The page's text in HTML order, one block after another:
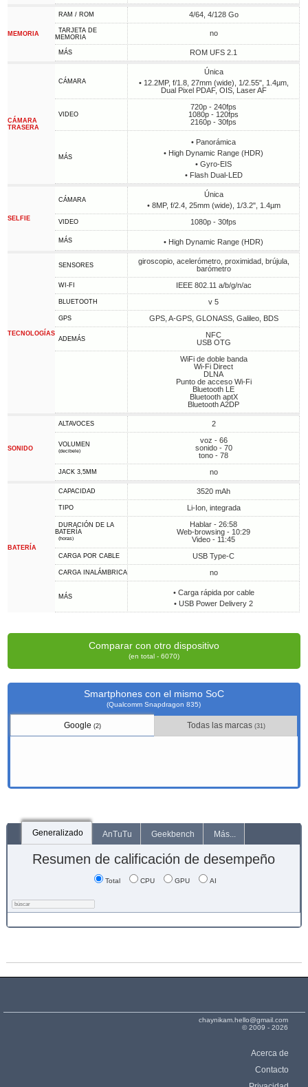
MEMORIA
RAM / ROM 4/64, 4/128 Go
TARJETA DE
MEMORIA
no
MÁS ROM UFS 2.1
CÁMARA
TRASERA
CÁMARA
Única
• 12.2MP, f/1.8, 27mm (wide), 1/2.55", 1.4µm,
Dual Pixel PDAF, OIS, Laser AF
VIDEO
720p - 240fps
1080p - 120fps
2160p - 30fps
MÁS
• Panorámica
• High Dynamic Range (HDR)
• Gyro-EIS
• Flash Dual-LED
SELFIE
CÁMARA
Única
• 8MP, f/2.4, 25mm (wide), 1/3.2", 1.4µm
VIDEO 1080p - 30fps
MÁS • High Dynamic Range (HDR)
TECNOLOGÍAS
SENSORES
giroscopio, acelerómetro, proximidad, brújula,
barómetro
WI-FI IEEE 802.11 a/b/g/n/ac
BLUETOOTH v 5
GPS GPS, A-GPS, GLONASS, Galileo, BDS
ADEMÁS
NFC
USB OTG
WiFi de doble banda
Wi-Fi Direct
DLNA
Punto de acceso Wi-Fi
Bluetooth LE
Bluetooth aptX
Bluetooth A2DP
SONIDO
ALTAVOCES 2
VOLUMEN
(decibele)
voz - 66
sonido - 70
tono - 78
JACK 3,5MM no
BATERÍA
CAPACIDAD 3520 mAh
TIPO Li-Ion, integrada
DURACIÓN DE LA
BATERÍA
(horas)
Hablar - 26:58
Web-browsing - 10:29
Video - 11:45
CARGA POR CABLE USB Type-C
CARGA INALÁMBRICA no
MÁS
• Carga rápida por cable
• USB Power Delivery 2
Comparar con otro dispositivo
(en total - 6070)
Smartphones con el mismo SoC
(Qualcomm Snapdragon 835)
Google(2) Todas las marcas (31)
Generalizado AnTuTu Geekbench Más...
Resumen de calificación de desempeño
Total CPU GPU AI
chaynikam.hello@gmail.com
© 2009 - 2026
Acerca de
Contacto